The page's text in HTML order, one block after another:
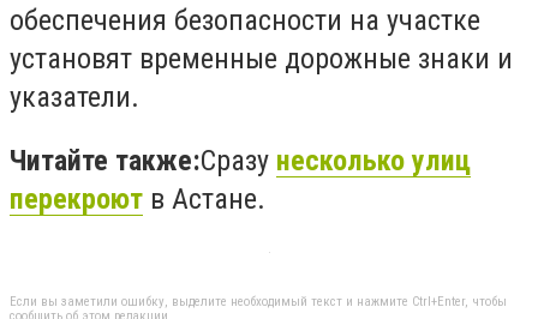
обеспечения безопасности на участке
установят временные дорожные знаки и
указатели.
Читайте также:Сразу несколько улиц
перекроют в Астане.
Если вы заметили ошибку, выделите необходимый текст и нажмите Ctrl+Enter, чтобы
сообщить об этом редакции